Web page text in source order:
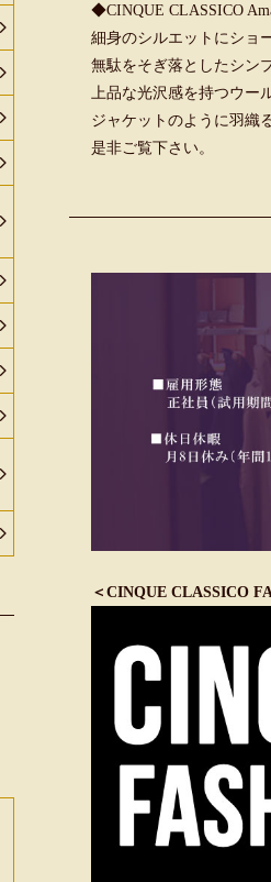
◆CINQUE CLASSICO
細身のシルエットにショ
無駄をそぎ落としたシン
上品な光沢感を持つウー
ジャケットのように羽織
是非ご覧下さい。
＜CINQUE CLASSICO